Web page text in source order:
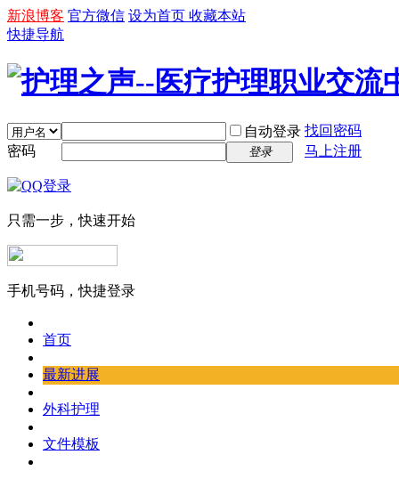
新浪博客 官方微信 设为首页 收藏本站
快捷导航
自动登录 找回密码
密码
登录 马上注册
只需一步，快速开始
手机号码，快捷登录
首页
最新进展
外科护理
文件模板